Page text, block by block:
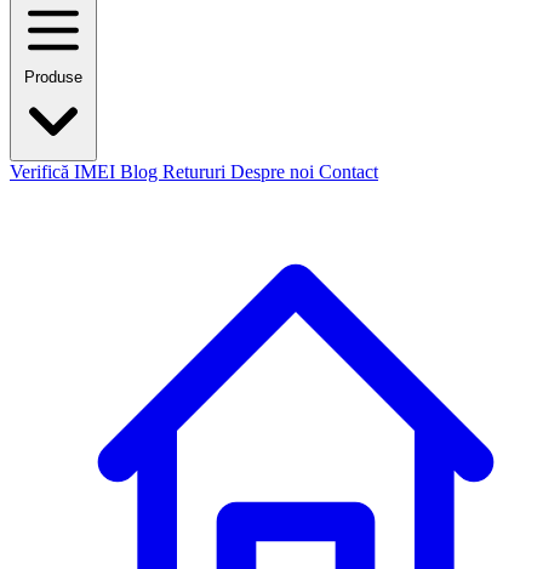
Produse
Verifică IMEI Blog Retururi Despre noi Contact